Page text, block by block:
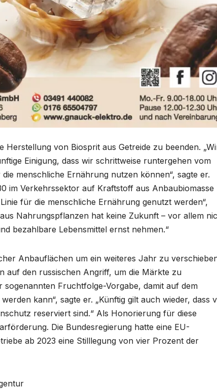
von Biosprit aus Getreide zu beenden.
Einigung, dass wir schrittweise runtergehen vom
menschliche Ernährung nutzen können“, sagte er.
im Verkehrssektor auf Kraftstoff aus Anbaubiomasse
für die menschliche Ernährung genutzt werden“,
Nahrungspflanzen hat keine Zukunft – vor allem
bezahlbare Lebensmittel ernst nehmen.“
Anbauflächen um ein weiteres Jahr zu
auf den russischen Angriff, um die Märkte zu
sogenannten Fruchtfolge-Vorgabe, damit auf dem
kann“, sagte er. „Künftig gilt auch wieder, dass
reserviert sind.“ Als Honorierung für diese
Die Bundesregierung hatte eine EU-
ab 2023 eine Stilllegung von vier Prozent der